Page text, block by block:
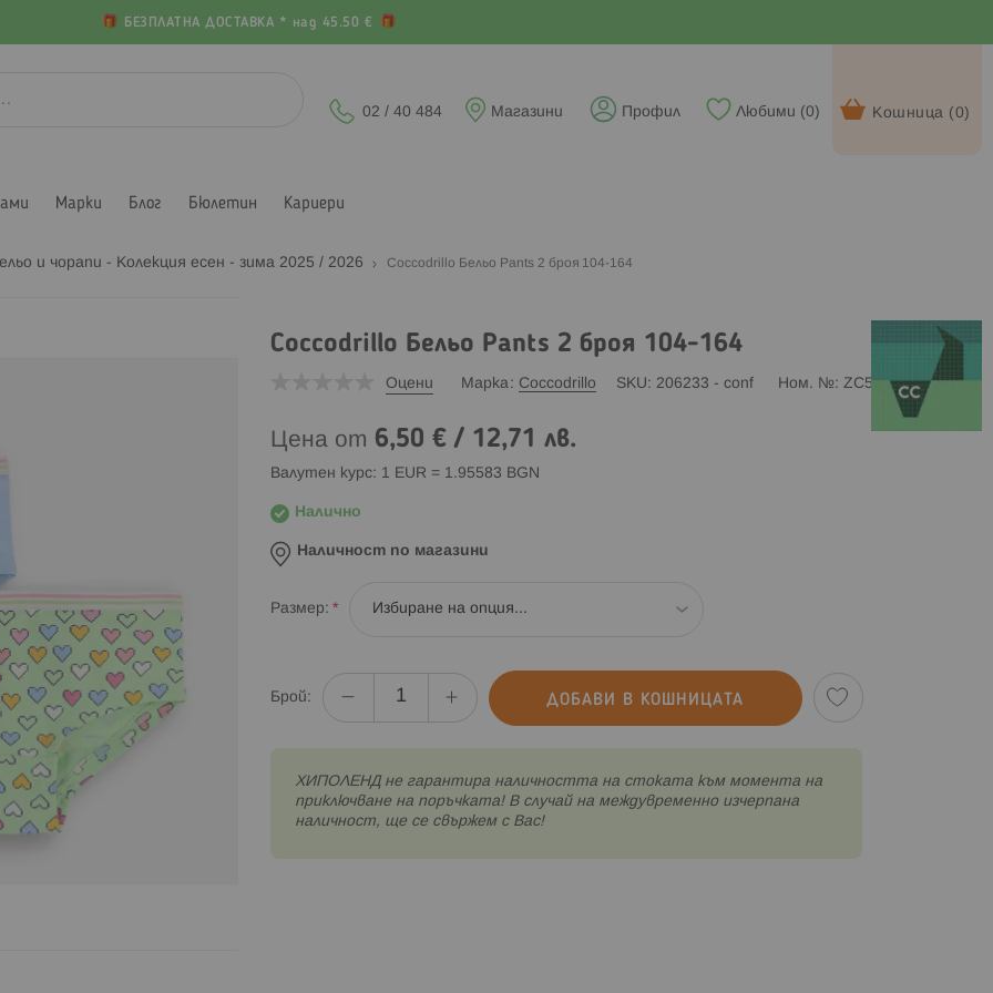
БЕЗПЛАТНА ДОСТАВКА * над 45.50 €
Кошница (0)
Любими (0)
Профил
Магазини
02 / 40 484
Марки Блог Бюлетин Кариери
и чорапи - Колекция есен - зима 2025 / 2026 Coccodrillo Бельо Pants 2 броя 104-164
Coccodrillo Бельо Pants 2 броя 104-164
Оцени Марка Coccodrillo SKU 206233 - conf Ном. № ZC5406506PAN
Цена от 6,50 €/ 12,71 лв.
Валутен курс: 1 EUR = 1.95583 BGN
Налично
Наличност по магазини
Размер
Брой: ДОБАВИ В КОШНИЦАТА
XИПОЛЕНД не гарантира наличността на стоката към момента на
приключване на поръчката! В случай на междувременно изчерпана
наличност, ще се свържем с Вас!